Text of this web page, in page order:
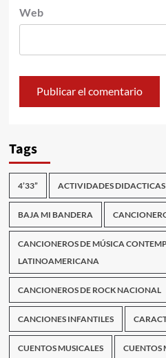
Web
Tags
4’33” ACTIVIDADES DIDACTICAS
BAJA MI BANDERA
CANCIONEROS DE MÚSICA
LATINOAMERICANA
CANCIONEROS DE ROCK NACIONAL
CANCIONES INFANTILES
CUENTOS MUSICALES CUENTOS